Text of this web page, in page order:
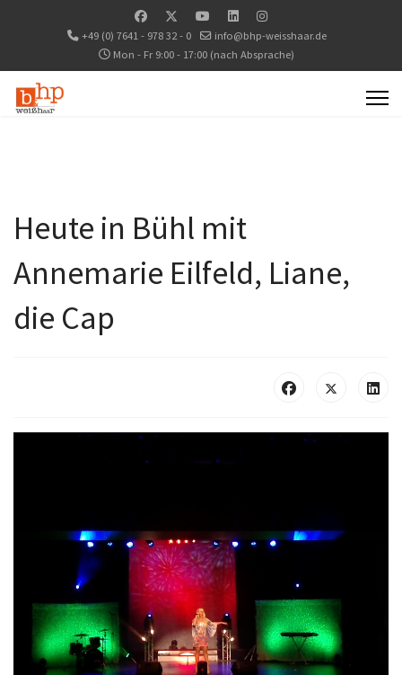
+49 (0) 7641 - 978 32 - 0
info@bhp-weisshaar.de
Mon - Fr 9:00 - 17:00 (nach Absprache)
Heute in Bühl mit
Annemarie Eilfeld, Liane,
die Cap